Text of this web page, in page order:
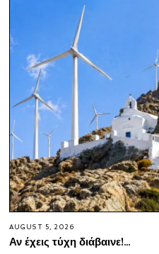
AUGUST 5, 2026
Αν έχεις τύχη διάβαινε!…